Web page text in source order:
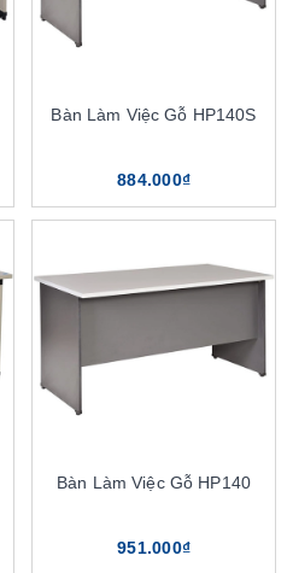
Bàn Làm Việc Gỗ HP140S
884.000₫
Bàn Làm Việc Gỗ HP140
951.000₫